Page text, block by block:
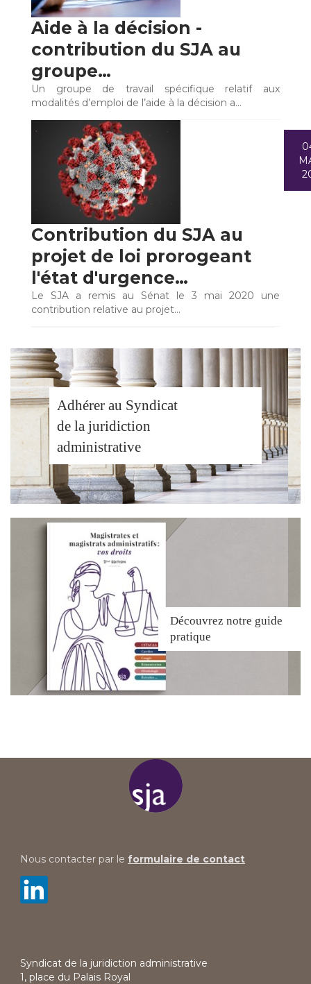
Aide à la décision -
contribution du SJA au
groupe…
Un groupe de travail spécifique relatif aux
modalités d’emploi de l’aide à la décision a…
Contribution du SJA au
projet de loi prorogeant
l'état d'urgence…
Le SJA a remis au Sénat le 3 mai 2020 une
contribution relative au projet…
Adhérer au Syndicat
de la juridiction
administrative
Découvrez notre guide
pratique
Nous contacter par le formulaire de contact
Syndicat de la juridiction administrative
1, place du Palais Royal